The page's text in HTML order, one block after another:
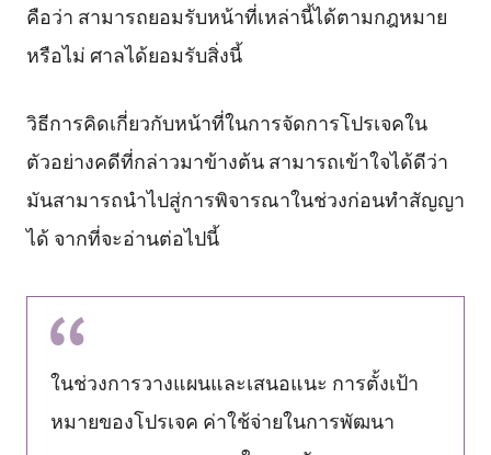
คือว่า สามารถยอมรับหน้าที่เหล่านี้ได้ตามกฎหมาย
หรือไม่ ศาลได้ยอมรับสิ่งนี้
วิธีการคิดเกี่ยวกับหน้าที่ในการจัดการโปรเจคใน
ตัวอย่างคดีที่กล่าวมาข้างต้น สามารถเข้าใจได้ดีว่า
มันสามารถนำไปสู่การพิจารณาในช่วงก่อนทำสัญญา
ได้ จากที่จะอ่านต่อไปนี้
ในช่วงการวางแผนและเสนอแนะ การตั้งเป้า
หมายของโปรเจค ค่าใช้จ่ายในการพัฒนา